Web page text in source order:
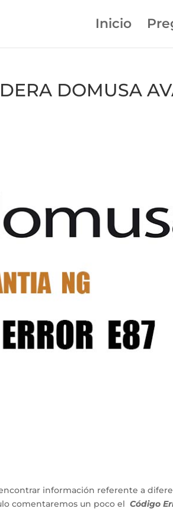
Inicio
DOMUSA
información referente a
comentaremos un poco el Código